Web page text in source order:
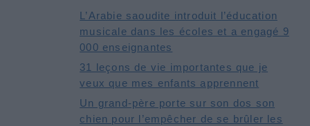
L’Arabie saoudite introduit l’éducation
musicale dans les écoles et a engagé 9
000 enseignantes
31 leçons de vie importantes que je
veux que mes enfants apprennent
Un grand-père porte sur son dos son
chien pour l’empêcher de se brûler les